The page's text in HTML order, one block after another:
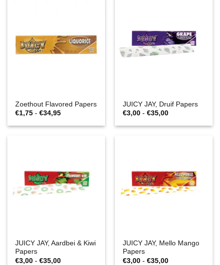
Zoethout Flavored Papers
€1,75 - €34,95Prijsklasse:
tot
JUICY JAY, Druif Papers
€3,00 - €35,00Prijsklasse:
tot
JUICY JAY, Aardbei & Kiwi
Papers
€3,00 - €35,00Prijsklasse:
JUICY JAY, Mello Mango
Papers
€3,00 - €35,00Prijsklasse: